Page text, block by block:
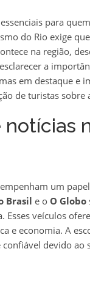
para
do Rio exige
na região,
a
em destaque e
de turistas sobre
um
Brasil e o O Globo
veículos
e economia. A
devido ao